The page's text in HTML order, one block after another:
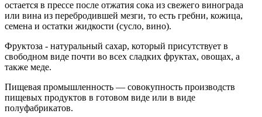
остается в прессе после отжатия сока из свежего винограда
или вина из перебродившей мезги, то есть гребни, кожица,
семена и остатки жидкости (сусло, вино).
Фруктоза - натуральный сахар, который присутствует в
свободном виде почти во всех сладких фруктах, овощах, а
также меде.
Пищевая промышленность — совокупность производств
пищевых продуктов в готовом виде или в виде
полуфабрикатов.